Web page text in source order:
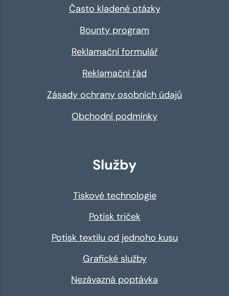
Často kladené otázky
Bounty program
Reklamační formulář
Reklamační řád
Zásady ochrany osobních údajů
Obchodní podmínky
Služby
Tiskové technologie
Potisk triček
Potisk textilu od jednoho kusu
Grafické služby
Nezávazná poptávka